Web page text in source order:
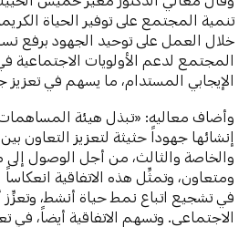
تنمية المجتمع على توفير الحياة
خلال العمل على توحيد الجهود برفع
المجتمع لدعم الأولويات الاجتماعية في
الإيجابي المستدام، ما يسهم في تعزيز
وأضاف معاليه: «تبذل هيئة
إنشائها جهوداً حثيثة لتعزيز التعاون
والخاصة والثالث، من أجل الوصول
ومتعاون، وتمثِّل هذه الاتفاقية
في تشجيع اتباع نمط حياة أنشط، وتعزِّز
الاجتماعي. وتسهم الاتفاقية أيضاً، في